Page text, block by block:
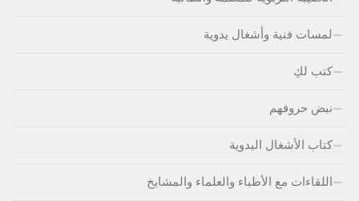
لمسات فنية وأشغال يدوية
كتب لكِ
نبض حروفهم
كتاب الأشغال اليدوية
اللقاءات مع الأطباء والعلماء والمشايخ